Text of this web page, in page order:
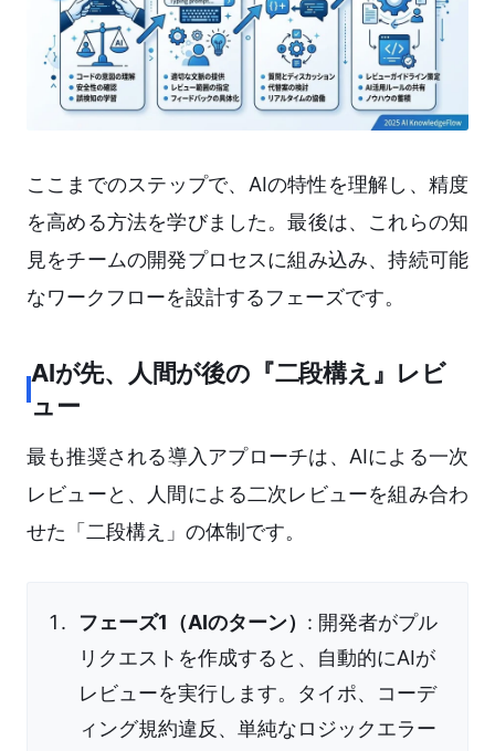
ここまでのステップで、AIの特性を理解し、精度
を高める方法を学びました。最後は、これらの知
見をチームの開発プロセスに組み込み、持続可能
なワークフローを設計するフェーズです。
AIが先、人間が後の『二段構え』レビ
ュー
最も推奨される導入アプローチは、AIによる一次
レビューと、人間による二次レビューを組み合わ
せた「二段構え」の体制です。
フェーズ1（AIのターン） : 開発者がプル
リクエストを作成すると、自動的にAIが
レビューを実行します。タイポ、コーデ
ィング規約違反、単純なロジックエラー